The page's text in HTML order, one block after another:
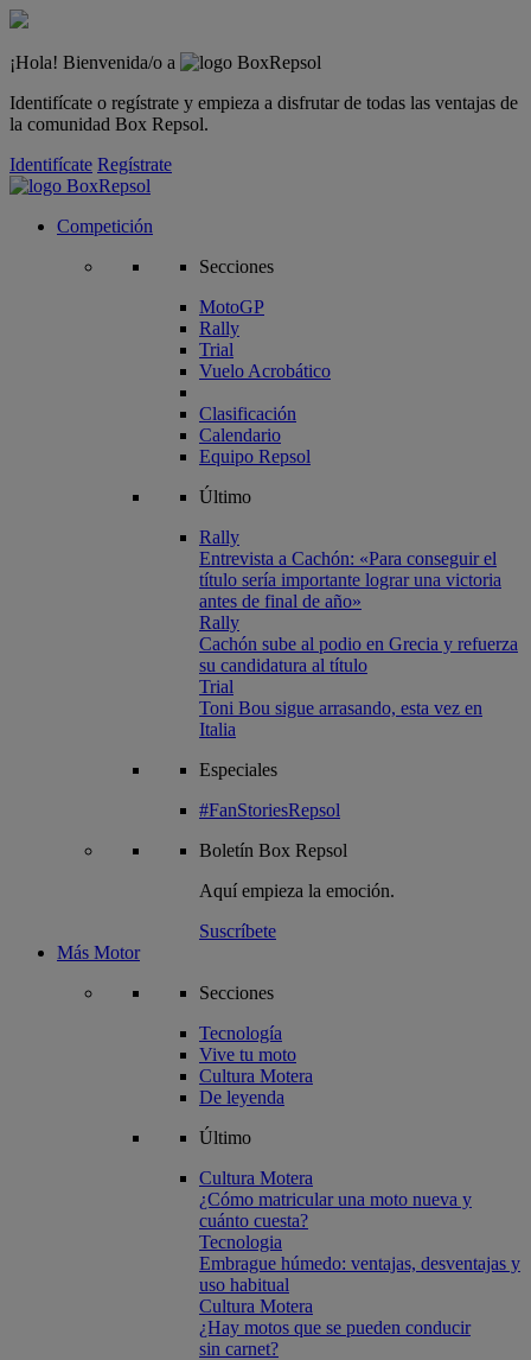
¡Hola! Bienvenida/o a
Identifícate o regístrate y empieza a disfrutar de todas las ventajas de
la comunidad Box Repsol.
Identifícate Regístrate
Competición
Secciones
MotoGP
Rally
Trial
Vuelo Acrobático
Clasificación
Calendario
Equipo Repsol
Último
Rally
Entrevista a Cachón: «Para conseguir el
título sería importante lograr una victoria
antes de final de año»
Rally
Cachón sube al podio en Grecia y refuerza
su candidatura al título
Trial
Toni Bou sigue arrasando, esta vez en
Italia
Especiales
#FanStoriesRepsol
Boletín Box Repsol
Aquí empieza la emoción.
Suscríbete
Más Motor
Secciones
Tecnología
Vive tu moto
Cultura Motera
De leyenda
Último
Cultura Motera
¿Cómo matricular una moto nueva y
cuánto cuesta?
Tecnologia
Embrague húmedo: ventajas, desventajas y
uso habitual
Cultura Motera
¿Hay motos que se pueden conducir
sin carnet?